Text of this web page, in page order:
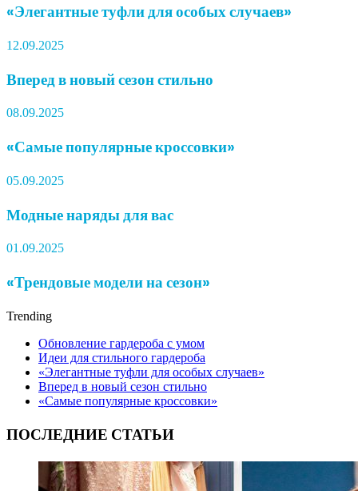
«Элегантные туфли для особых случаев»
12.09.2025
Вперед в новый сезон стильно
08.09.2025
«Самые популярные кроссовки»
05.09.2025
Модные наряды для вас
01.09.2025
«Трендовые модели на сезон»
Trending
Обновление гардероба с умом
Идеи для стильного гардероба
«Элегантные туфли для особых случаев»
Вперед в новый сезон стильно
«Самые популярные кроссовки»
ПОСЛЕДНИЕ СТАТЬИ